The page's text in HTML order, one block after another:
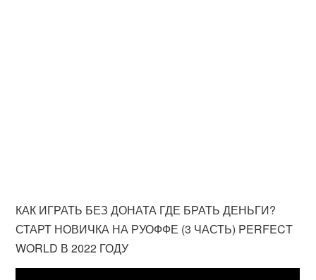
КАК ИГРАТЬ БЕЗ ДОНАТА ГДЕ БРАТЬ ДЕНЬГИ?
СТАРТ НОВИЧКА НА РУОФФЕ (3 ЧАСТЬ) PERFECT
WORLD В 2022 ГОДУ